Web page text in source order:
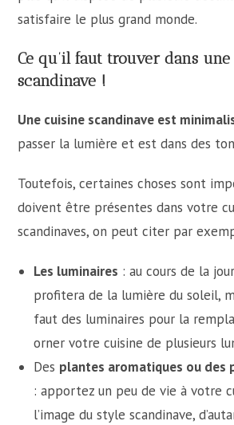
satisfaire le plus grand monde.
Ce qu’il faut trouver dans
scandinave !
Une cuisine scandinave est
passer la lumière et est dans des
Toutefois, certaines choses sont
doivent être présentes dans votre
scandinaves, on peut citer par
Les luminaires : au cours de la
profitera de la lumière du soleil,
faut des luminaires pour la
orner votre cuisine de plusieurs
Des plantes aromatiques ou des
: apportez un peu de vie à votre
l’image du style scandinave,